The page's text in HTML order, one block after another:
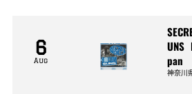
6
Aug
UNS
pan
神奈川